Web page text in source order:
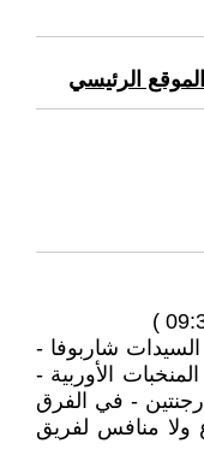
الرئيسي
شاربوفا -
الأوربية -
- في الفرق
ولا منافس لفريق